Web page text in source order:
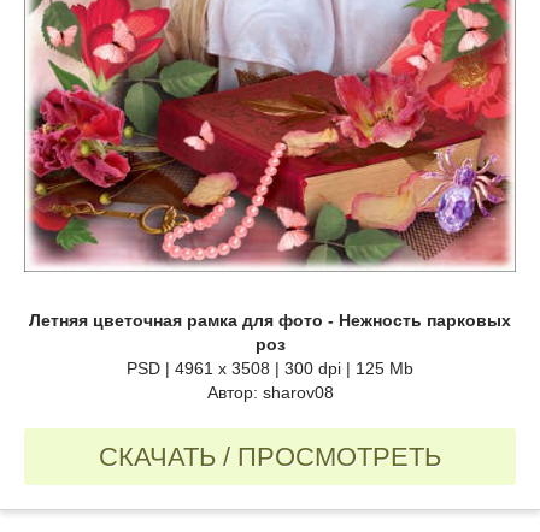
Летняя цветочная рамка для фото - Нежность парковых
роз
PSD | 4961 х 3508 | 300 dpi | 125 Mb
Автор: sharov08
СКАЧАТЬ / ПРОСМОТРЕТЬ